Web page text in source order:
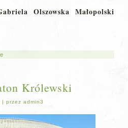
Olszowska Małopolski
Królewski
|przez admin3